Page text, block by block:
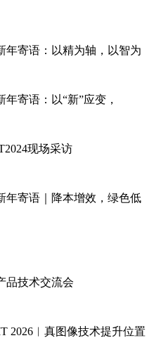
年寄语：以精为轴，以智为
年寄语：以“新”应变，
现场采访
年寄语｜降本增效，绿色低
品技术交流会
2026︱真图像技术提升位置